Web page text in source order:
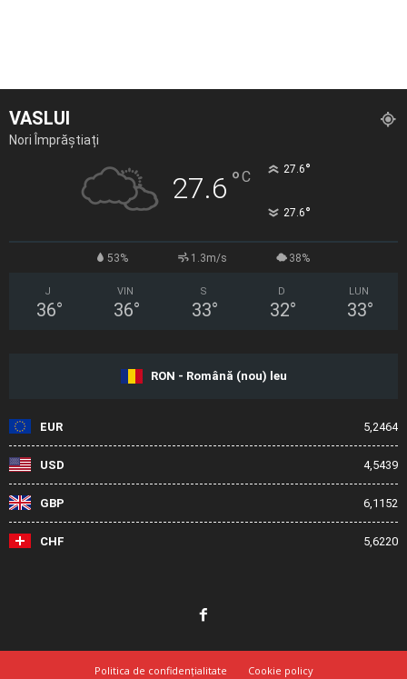
VASLUI
Nori Împrăștiați
27.6 °C 27.6°
27.6°
53% 1.3m/s 38%
J
36°
VIN
36°
S
33°
D
32°
LUN
33°
RON - Română (nou) leu
EUR 5,2464
USD 4,5439
GBP 6,1152
CHF 5,6220
Politica de confidențialitate Cookie policy